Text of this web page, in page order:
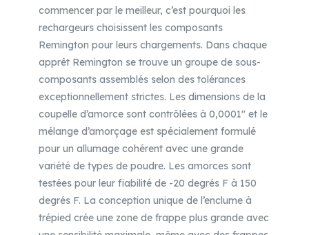
commencer par le meilleur, c’est pourquoi les
rechargeurs choisissent les composants
Remington pour leurs chargements. Dans chaque
apprêt Remington se trouve un groupe de sous-
composants assemblés selon des tolérances
exceptionnellement strictes. Les dimensions de la
coupelle d’amorce sont contrôlées à 0,0001″ et le
mélange d’amorçage est spécialement formulé
pour un allumage cohérent avec une grande
variété de types de poudre. Les amorces sont
testées pour leur fiabilité de -20 degrés F à 150
degrés F. La conception unique de l’enclume à
trépied crée une zone de frappe plus grande avec